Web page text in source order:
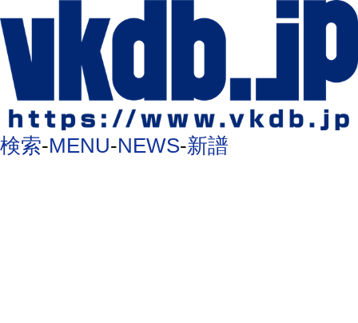
検索-MENU-NEWS-新譜